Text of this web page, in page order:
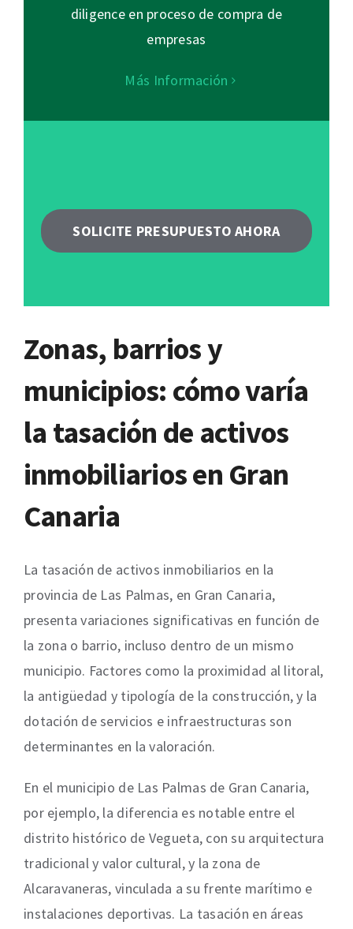
diligence en proceso de compra de
empresas
Más Información
SOLICITE PRESUPUESTO AHORA
Zonas, barrios y
municipios: cómo varía
la tasación de activos
inmobiliarios en Gran
Canaria
La tasación de activos inmobiliarios en la
provincia de Las Palmas, en Gran Canaria,
presenta variaciones significativas en función de
la zona o barrio, incluso dentro de un mismo
municipio. Factores como la proximidad al litoral,
la antigüedad y tipología de la construcción, y la
dotación de servicios e infraestructuras son
determinantes en la valoración.
En el municipio de Las Palmas de Gran Canaria,
por ejemplo, la diferencia es notable entre el
distrito histórico de Vegueta, con su arquitectura
tradicional y valor cultural, y la zona de
Alcaravaneras, vinculada a su frente marítimo e
instalaciones deportivas. La tasación en áreas